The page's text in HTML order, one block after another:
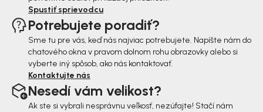
Spustiť sprievodcu
Potrebujete poradiť?
Sme tu pre vás, keď nás najviac potrebujete. Napíšte nám do
chatového okna v pravom dolnom rohu obrazovky alebo si
vyberte iný spôsob, ako nás kontaktovať.
Kontaktujte nás
Nesedí vám velikost?
Ak ste si vybrali nesprávnu veľkosť, nezúfajte! Stačí nám